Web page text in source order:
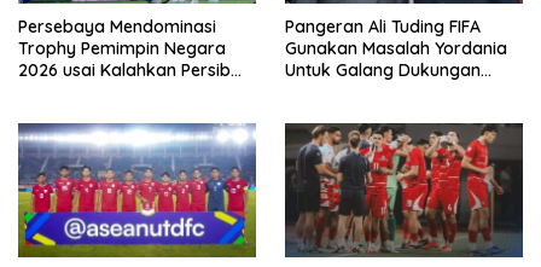
Persebaya Mendominasi
Trophy Pemimpin Negara
2026 usai Kalahkan Persib
Pangeran Ali Tuding FIFA
Gunakan Masalah Yordania
Untuk Galang Dukungan